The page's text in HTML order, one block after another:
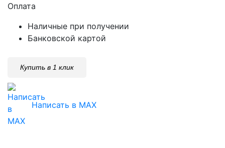
Оплата
Наличные при получении
Банковской картой
Купить в 1 клик
Написать в MAX